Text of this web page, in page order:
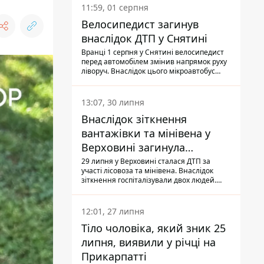
11:59, 01 серпня
Велосипедист загинув
внаслідок ДТП у Снятині
Вранці 1 серпня у Снятині велосипедист
перед автомобілем змінив напрямок руху
ліворуч. Внаслідок цього мікроавтобус
13:07, 30 липня
Внаслідок зіткнення
вантажівки та мінівена у
Верховині загинула
пасажирка, водійка - у
лікарні
29 липня у Верховині сталася ДТП за
участі лісовоза та мінівена. Внаслідок
зіткнення госпіталізували двох людей.
Також травми отримала водійка
автомобіля.
12:01, 27 липня
Тіло чоловіка, який зник 25
липня, виявили у річці на
Прикарпатті